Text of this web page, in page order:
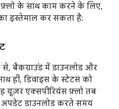
के साथ काम करने के लिए,
का इस्तेमाल कर सकता है:
बैकग्राउंड में डाउनलोड और
ही, डिवाइस के स्टेटस को
यूज़र एक्सपीरियंस फ़्लो तब
अपडेट डाउनलोड करते समय